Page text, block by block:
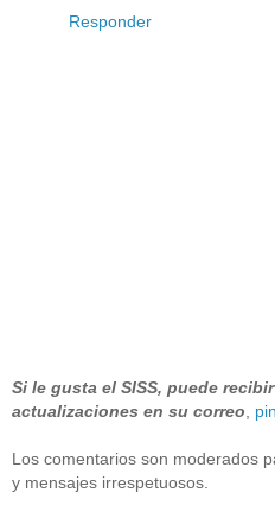
Responder
Si le gusta el SISS, puede
actualizaciones en su correo
Los comentarios son moderados
y mensajes irrespetuosos.